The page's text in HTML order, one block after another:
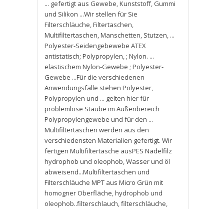
... gefertigt aus Gewebe,Kunststoff, Gummi
und Silikon ...Wir stellen für Sie
Filterschläuche,Filtertaschen,
Multifiltertaschen,Manschetten, Stutzen, ...
Polyester-Seidengebewebe ATEX
antistatisch; Polypropylen, ; Nylon. ...
elastischem Nylon-Gewebe ; Polyester-
Gewebe ...Für die verschiedenen
Anwendungsfälle stehen Polyester,
Polypropylen und ... gelten hier für
problemlose Stäube im Außenbereich
Polypropylengewebe und für den ...
Multifiltertaschen werden aus den
verschiedensten Materialien gefertigt. Wir
fertigen Multifiltertasche ausPES Nadelfilz
hydrophob und oleophob,Wasser und öl
abweisend...Multifiltertaschen und
Filterschläuche MPT aus Micro Grün mit
homogner Oberfläche,hydrophob und
oleophob..filterschlauch,filterschläuche,